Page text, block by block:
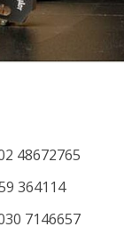
48672765
364114
7146657